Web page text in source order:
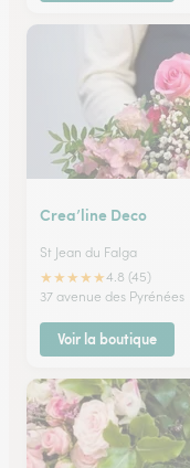
Crea’line Deco
St Jean du Falga
★★★★★4.8 (45)
37 avenue des Pyrénées
Voir la boutique